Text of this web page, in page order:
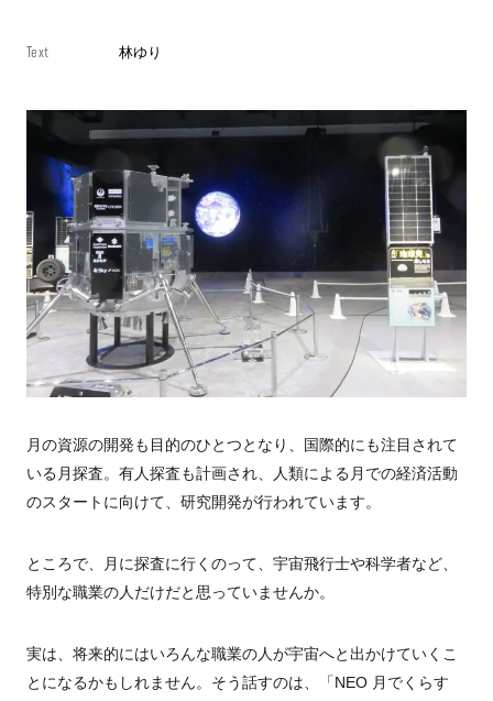
Text 林ゆり
月の資源の開発も目的のひとつとなり、国際的にも注目されて
いる月探査。有人探査も計画され、人類による月での経済活動
のスタートに向けて、研究開発が行われています。
ところで、月に探査に行くのって、宇宙飛行士や科学者など、
特別な職業の人だけだと思っていませんか。
実は、将来的にはいろんな職業の人が宇宙へと出かけていくこ
とになるかもしれません。そう話すのは、「NEO 月でくらす